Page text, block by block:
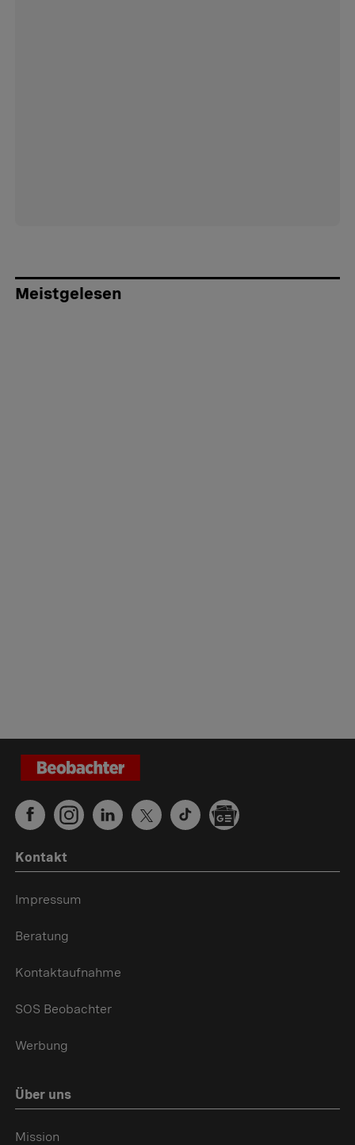
Meistgelesen
Kontakt
Impressum
Beratung
Kontaktaufnahme
SOS Beobachter
Werbung
Über uns
Mission